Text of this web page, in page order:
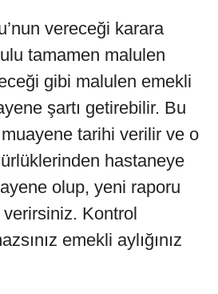
vereceği karara
tamamen malulen
gibi malulen emekli
şartı getirebilir. Bu
tarihi verilir ve o
hastaneye
olup, yeni raporu
verirsiniz. Kontrol
emekli aylığınız